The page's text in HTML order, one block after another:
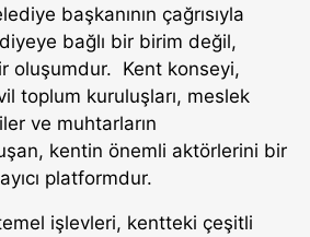
başkanının çağrısıyla
bağlı bir birim değil,
oluşumdur. Kent konseyi,
toplum kuruluşları, meslek
ve muhtarların
kentin önemli aktörlerini bir
platformdur.
işlevleri, kentteki çeşitli